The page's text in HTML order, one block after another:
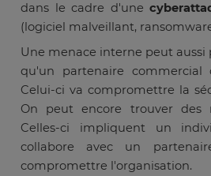
dans le cadre d'une
(logiciel malveillant,
Une menace interne peut aussi
qu'un partenaire commercial
Celui-ci va compromettre la
On peut encore trouver des
Celles-ci impliquent un
collabore avec un
compromettre l'organisation.